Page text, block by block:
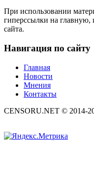
При использовании
гиперссылки на
сайта.
Навигация по сайту
Главная
Новости
Мнения
Контакты
CENSORU.NET © 2014-